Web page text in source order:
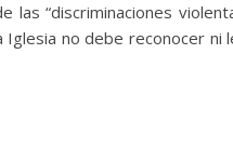
“discriminaciones
no debe reconocer ni